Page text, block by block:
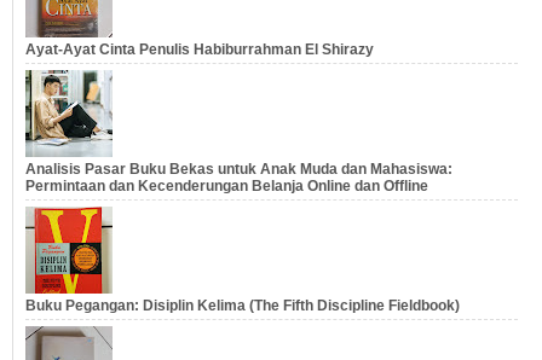
Ayat-Ayat Cinta Penulis Habiburrahman El Shirazy
Analisis Pasar Buku Bekas untuk Anak Muda dan Mahasiswa:
Permintaan dan Kecenderungan Belanja Online dan Offline
Buku Pegangan: Disiplin Kelima (The Fifth Discipline Fieldbook)